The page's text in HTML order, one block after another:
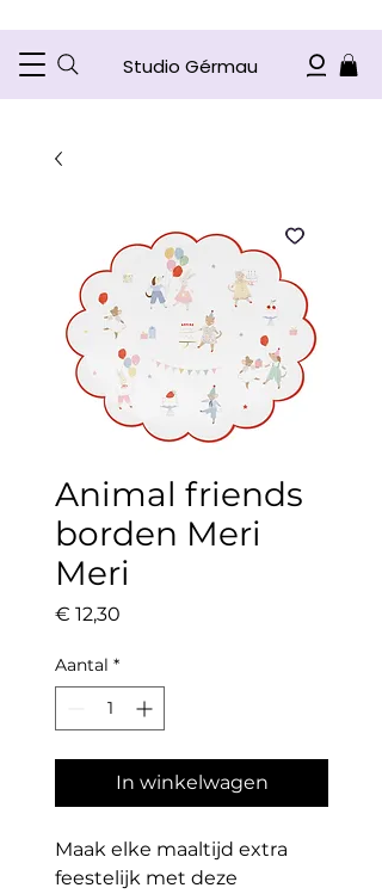
Studio Gérmau
Animal friends
borden Meri
Meri
€ 12,30
Aantal *
In winkelwagen
Maak elke maaltijd extra
feestelijk met deze